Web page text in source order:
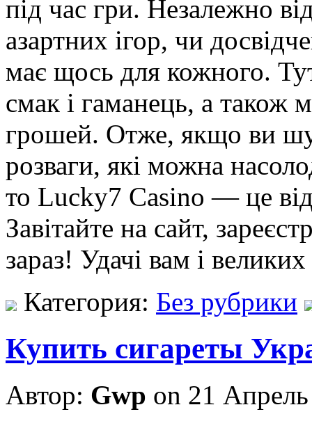
під час гри. Незалежно
азартних ігор, чи
має щось для кожного.
смак і гаманець, а також
грошей. Отже, якщо ви
розваги, які можна
то Lucky7 Casino — це
Завітайте на сайт,
зараз! Удачі вам і
Категория: Без рубрики
Купить сигареты
Автор: Gwp on 21